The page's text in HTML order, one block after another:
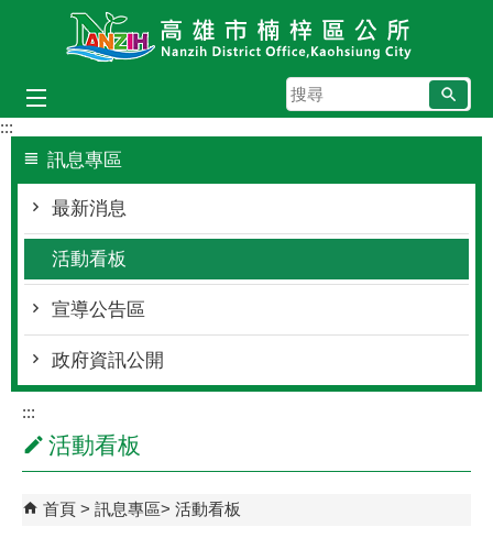
跳到主要內容區塊
搜
尋
:::
訊息專區
最新消息
活動看板
宣導公告區
政府資訊公開
:::
活動看板
首頁 訊息專區 活動看板